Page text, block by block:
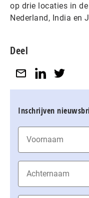
op drie locaties in
Nederland, India en
Deel
Inschrijven